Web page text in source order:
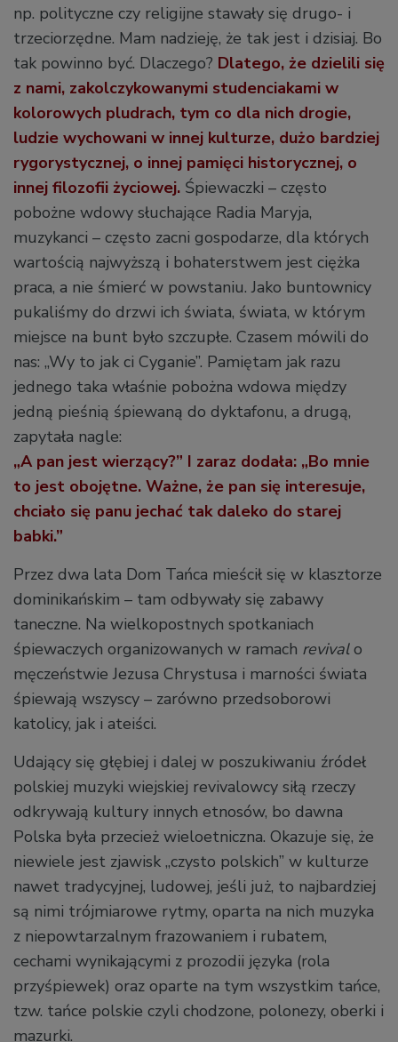
np. polityczne czy religijne stawały się drugo- i
trzeciorzędne. Mam nadzieję, że tak jest i dzisiaj. Bo
tak powinno być. Dlaczego? Dlatego, że dzielili się
z nami, zakolczykowanymi studenciakami w
kolorowych pludrach, tym co dla nich drogie,
ludzie wychowani w innej kulturze, dużo bardziej
rygorystycznej, o innej pamięci historycznej, o
innej filozofii życiowej. Śpiewaczki – często
pobożne wdowy słuchające Radia Maryja,
muzykanci – często zacni gospodarze, dla których
wartością najwyższą i bohaterstwem jest ciężka
praca, a nie śmierć w powstaniu. Jako buntownicy
pukaliśmy do drzwi ich świata, świata, w którym
miejsce na bunt było szczupłe. Czasem mówili do
nas: „Wy to jak ci Cyganie”. Pamiętam jak razu
jednego taka właśnie pobożna wdowa między
jedną pieśnią śpiewaną do dyktafonu, a drugą,
zapytała nagle:
„A pan jest wierzący?” I zaraz dodała: „Bo mnie
to jest obojętne. Ważne, że pan się interesuje,
chciało się panu jechać tak daleko do starej
babki.”
Przez dwa lata Dom Tańca mieścił się w klasztorze
dominikańskim – tam odbywały się zabawy
taneczne. Na wielkopostnych spotkaniach
śpiewaczych organizowanych w ramach revivalo
męczeństwie Jezusa Chrystusa i marności świata
śpiewają wszyscy – zarówno przedsoborowi
katolicy, jak i ateiści.
Udający się głębiej i dalej w poszukiwaniu źródeł
polskiej muzyki wiejskiej revivalowcy siłą rzeczy
odkrywają kultury innych etnosów, bo dawna
Polska była przecież wieloetniczna. Okazuje się, że
niewiele jest zjawisk „czysto polskich” w kulturze
nawet tradycyjnej, ludowej, jeśli już, to najbardziej
są nimi trójmiarowe rytmy, oparta na nich muzyka
z niepowtarzalnym frazowaniem i rubatem,
cechami wynikającymi z prozodii języka (rola
przyśpiewek) oraz oparte na tym wszystkim tańce,
tzw. tańce polskie czyli chodzone, polonezy, oberki i
mazurki.